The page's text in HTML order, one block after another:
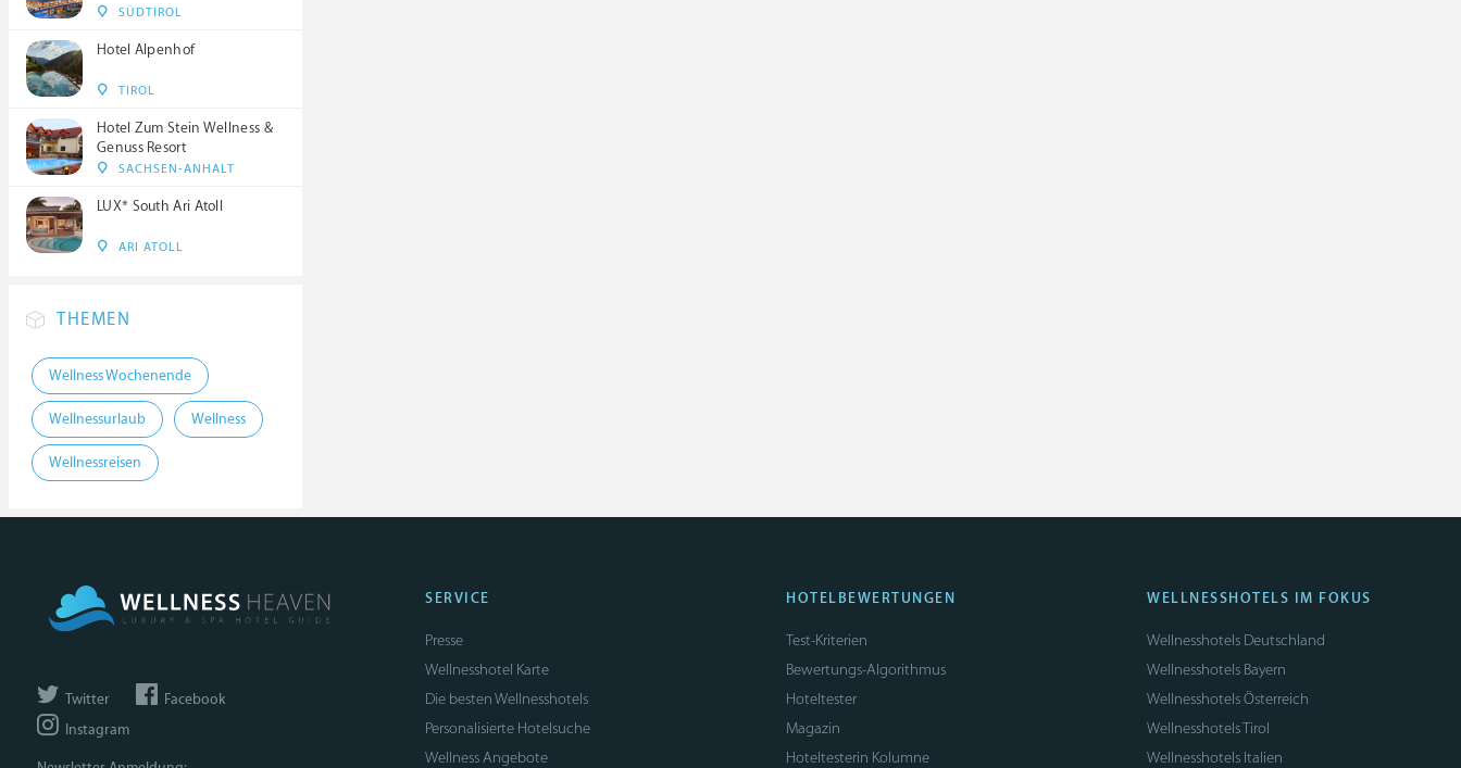
SÜDTIROL
Hotel Alpenhof
TIROL
Hotel Zum Stein Wellness &
Genuss Resort
SACHSEN-ANHALT
LUX* South Ari Atoll
ARI ATOLL
THEMEN
Wellness Wochenende
Wellnessurlaub Wellness
Wellnessreisen
Twitter
Facebook
Instagram
SERVICE
Presse
Wellnesshotel Karte
Die besten Wellnesshotels
Personalisierte Hotelsuche
Wellness Angebote
HOTELBEWERTUNGEN
Test-Kriterien
Bewertungs-Algorithmus
Hoteltester
Magazin
Hoteltesterin Kolumne
WELLNESSHOTELS IM FOKUS
Wellnesshotels Deutschland
Wellnesshotels Bayern
Wellnesshotels Österreich
Wellnesshotels Tirol
Wellnesshotels Italien